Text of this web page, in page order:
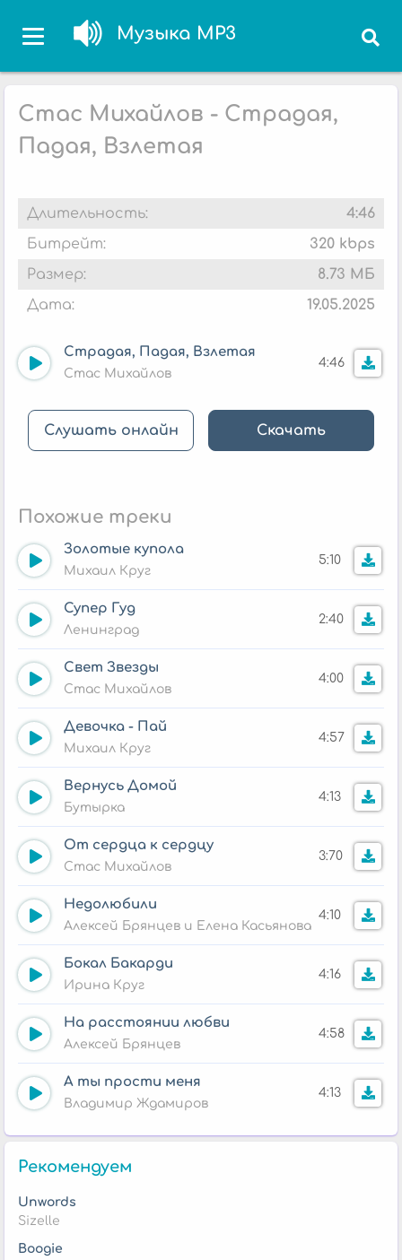
Музыка MP3
Стас Михайлов - Страдая,
Падая, Взлетая
Длительность:
4:46
Битрейт:
320 kbps
Размер:
8.73 МБ
Дата:
19.05.2025
Страдая, Падая, Взлетая
Стас Михайлов
4:46
Слушать онлайн Скачать
Похожие треки
Золотые купола
Михаил Круг
5:10
Супер Гуд
Ленинград
2:40
Свет Звезды
Стас Михайлов
4:00
Девочка - Пай
Михаил Круг
4:57
Вернусь Домой
Бутырка
4:13
От сердца к сердцу
Стас Михайлов
3:70
Недолюбили
Алексей Брянцев и Елена Касьянова
4:10
Бокал Бакарди
Ирина Круг
4:16
На расстоянии любви
Алексей Брянцев
4:58
А ты прости меня
Владимир Ждамиров
4:13
Рекомендуем
Unwords
Sizelle
Boogie